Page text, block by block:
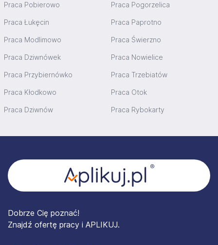
Praca Pobierowo Praca Pogorzelica
Praca Łukęcin Praca Paprotno
Praca Modlimowo Praca Świerzno
Praca Dziwnówek Praca Nowielice
Praca Przybiernówko Praca Trzebiatów
Praca Kłodkowo Praca Otok
Praca Dziwnów Praca Rybokarty
Dobrze Cię poznać!
Znajdź ofertę pracy i APLIKUJ.